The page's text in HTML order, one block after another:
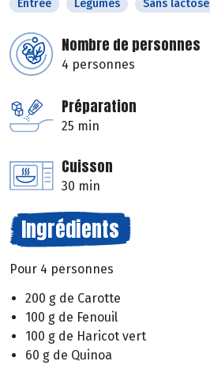
Entrée Légumes Sans lactose
Nombre de personnes
4 personnes
Préparation
25 min
Cuisson
30 min
Ingrédients
Pour 4 personnes
200 g de Carotte
100 g de Fenouil
100 g de Haricot vert
60 g de Quinoa